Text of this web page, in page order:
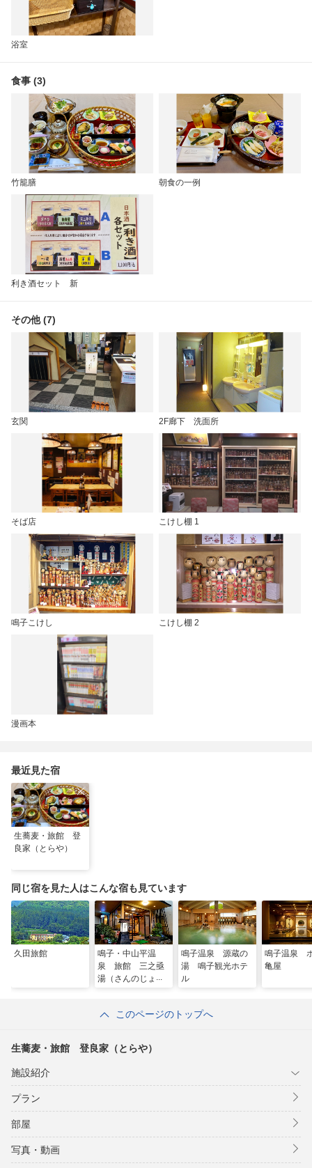
浴室
食事 (3)
竹籠膳 朝食の一例
利き酒セット 新
その他 (7)
玄関 2F廊下 洗面所
そば店 こけし棚 1
鳴子こけし こけし棚 2
漫画本
最近見た宿
生蕎麦・旅館 登
良家（とらや）
同じ宿を見た人はこんな宿も見ています
久田旅館
鳴子・中山平温
泉 旅館 三之亟
湯（さんのじょう
鳴子温泉 源蔵の
湯 鳴子観光ホテ
ル
鳴子温泉
亀屋
このページのトップへ
生蕎麦・旅館 登良家（とらや）
施設紹介
プラン
部屋
写真・動画